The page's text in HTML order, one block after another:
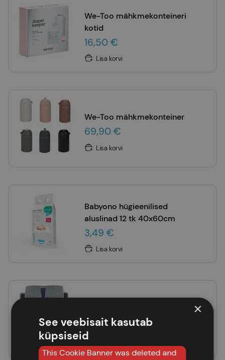
We-Too mähkmekonteineri
kotid
16,50 €
Lisa korvi
We-Too mähkmekonteiner
69,90 €
Lisa korvi
Babyono hügieenilised
aluslinad 12 tk 40x60cm
3,49 €
Lisa korvi
34,95 €
Lisa korvi
×
See veebisait kasutab
küpsiseid
This Cookie Banner was deleted and